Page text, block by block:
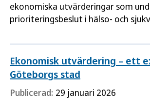
ekonomiska utvärderingar som
prioriteringsbeslut i hälso- och
olika stegen och är avsedd…
Ekonomisk utvärdering – ett
Göteborgs stad
Publicerad: 29 januari 2026